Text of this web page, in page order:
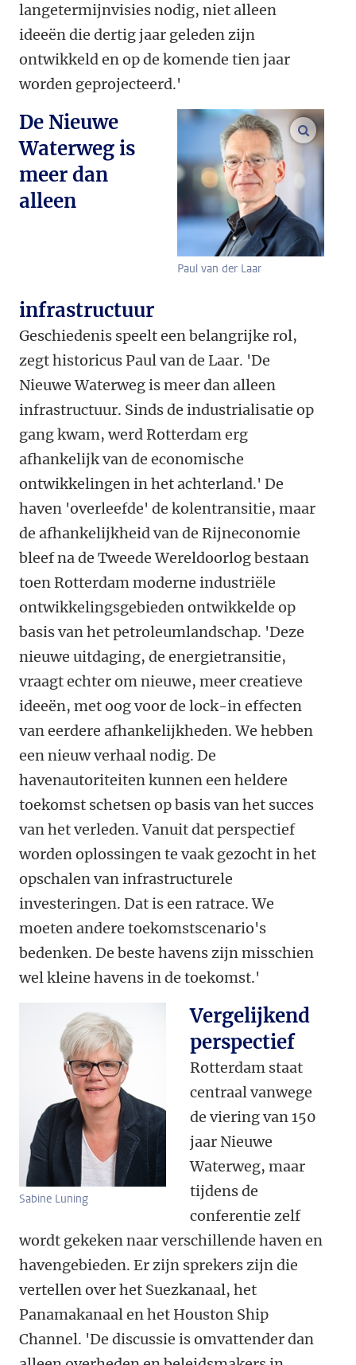
langetermijnvisies nodig, niet alleen
ideeën die dertig jaar geleden zijn
ontwikkeld en op de komende tien jaar
worden geprojecteerd.'
Paul van der Laar
De Nieuwe
Waterweg is
meer dan
alleen
infrastructuur
Geschiedenis speelt een belangrijke rol,
zegt historicus Paul van de Laar. 'De
Nieuwe Waterweg is meer dan alleen
infrastructuur. Sinds de industrialisatie op
gang kwam, werd Rotterdam erg
afhankelijk van de economische
ontwikkelingen in het achterland.' De
haven 'overleefde' de kolentransitie, maar
de afhankelijkheid van de Rijneconomie
bleef na de Tweede Wereldoorlog bestaan
toen Rotterdam moderne industriële
ontwikkelingsgebieden ontwikkelde op
basis van het petroleumlandschap. 'Deze
nieuwe uitdaging, de energietransitie,
vraagt echter om nieuwe, meer creatieve
ideeën, met oog voor de lock-in effecten
van eerdere afhankelijkheden. We hebben
een nieuw verhaal nodig. De
havenautoriteiten kunnen een heldere
toekomst schetsen op basis van het succes
van het verleden. Vanuit dat perspectief
worden oplossingen te vaak gezocht in het
opschalen van infrastructurele
investeringen. Dat is een ratrace. We
moeten andere toekomstscenario's
bedenken. De beste havens zijn misschien
wel kleine havens in de toekomst.'
Sabine Luning
Vergelijkend
perspectief
Rotterdam staat
centraal vanwege
de viering van 150
jaar Nieuwe
Waterweg, maar
tijdens de
conferentie zelf
wordt gekeken naar verschillende haven en
havengebieden. Er zijn sprekers zijn die
vertellen over het Suezkanaal, het
Panamakanaal en het Houston Ship
Channel. 'De discussie is omvattender dan